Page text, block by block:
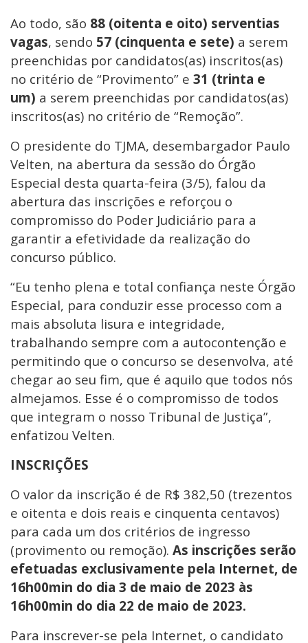
Ao todo, são 88 (oitenta e oito) serventias
vagas, sendo 57 (cinquenta e sete) a serem
preenchidas por candidatos(as) inscritos(as)
no critério de “Provimento” e 31 (trinta e
um) a serem preenchidas por candidatos(as)
inscritos(as) no critério de “Remoção”.
O presidente do TJMA, desembargador Paulo
Velten, na abertura da sessão do Órgão
Especial desta quarta-feira (3/5), falou da
abertura das inscrições e reforçou o
compromisso do Poder Judiciário para a
garantir a efetividade da realização do
concurso público.
“Eu tenho plena e total confiança neste Órgão
Especial, para conduzir esse processo com a
mais absoluta lisura e integridade,
trabalhando sempre com a autocontenção e
permitindo que o concurso se desenvolva, até
chegar ao seu fim, que é aquilo que todos nós
almejamos. Esse é o compromisso de todos
que integram o nosso Tribunal de Justiça”,
enfatizou Velten.
INSCRIÇÕES
O valor da inscrição é de R$ 382,50 (trezentos
e oitenta e dois reais e cinquenta centavos)
para cada um dos critérios de ingresso
(provimento ou remoção). As inscrições serão
efetuadas exclusivamente pela Internet, de
16h00min do dia 3 de maio de 2023 às
16h00min do dia 22 de maio de 2023.
Para inscrever-se pela Internet, o candidato